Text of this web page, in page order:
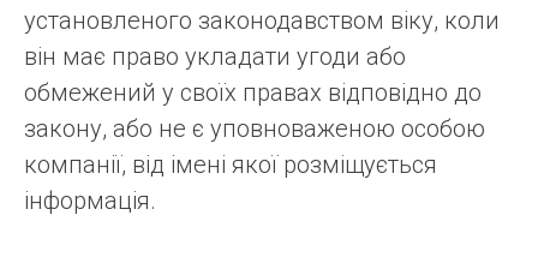
установленого законодавством віку, коли
він має право укладати угоди або
обмежений у своїх правах відповідно до
закону, або не є уповноваженою особою
компанії, від імені якої розміщується
інформація.